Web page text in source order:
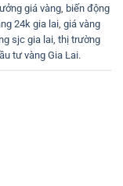
giá vàng, biến động
24k gia lai, giá vàng
sjc gia lai, thị trường
tư vàng Gia Lai.